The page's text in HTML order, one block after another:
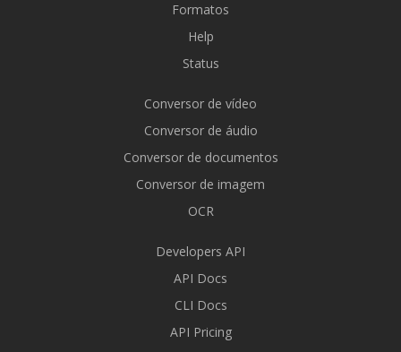
Formatos
Help
Status
Conversor de vídeo
Conversor de áudio
Conversor de documentos
Conversor de imagem
OCR
Developers API
API Docs
CLI Docs
API Pricing